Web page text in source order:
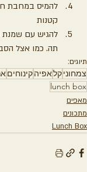
להמיס במחבת
קטנות
להגיש עם שמנת
תה. כמו אצל
תיוגים:
צמחוניקלאפיהקינוחים
lunch box
מאפים
מתכונים
Lunch Box